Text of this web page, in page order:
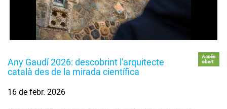
Any Gaudí 2026: descobrint l'arquitecte
català des de la mirada científica
Accés
obert
16 de febr. 2026